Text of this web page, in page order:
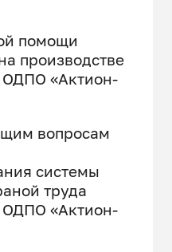
помощи
производстве
«Актион-
вопросам
системы
труда
«Актион-